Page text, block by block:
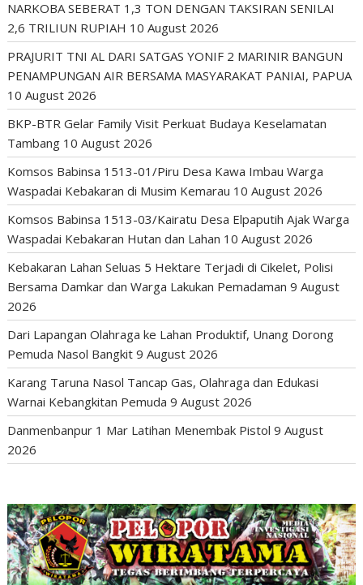
NARKOBA SEBERAT 1,3 TON DENGAN TAKSIRAN SENILAI
2,6 TRILIUN RUPIAH 10 August 2026
PRAJURIT TNI AL DARI SATGAS YONIF 2 MARINIR BANGUN
PENAMPUNGAN AIR BERSAMA MASYARAKAT PANIAI, PAPUA
10 August 2026
BKP-BTR Gelar Family Visit Perkuat Budaya Keselamatan
Tambang 10 August 2026
Komsos Babinsa 1513-01/Piru Desa Kawa Imbau Warga
Waspadai Kebakaran di Musim Kemarau 10 August 2026
Komsos Babinsa 1513-03/Kairatu Desa Elpaputih Ajak Warga
Waspadai Kebakaran Hutan dan Lahan 10 August 2026
Kebakaran Lahan Seluas 5 Hektare Terjadi di Cikelet, Polisi
Bersama Damkar dan Warga Lakukan Pemadaman 9 August
2026
Dari Lapangan Olahraga ke Lahan Produktif, Unang Dorong
Pemuda Nasol Bangkit 9 August 2026
Karang Taruna Nasol Tancap Gas, Olahraga dan Edukasi
Warnai Kebangkitan Pemuda 9 August 2026
Danmenbanpur 1 Mar Latihan Menembak Pistol 9 August
2026